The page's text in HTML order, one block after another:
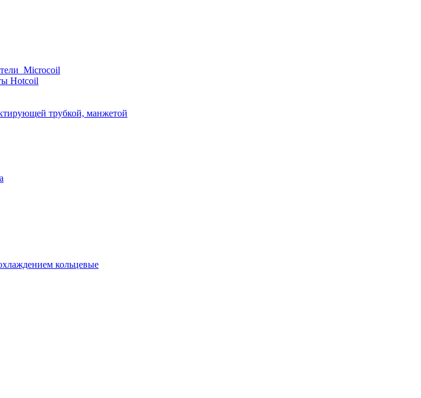
Hotcoil
трубкой, манжетой
кольцевые